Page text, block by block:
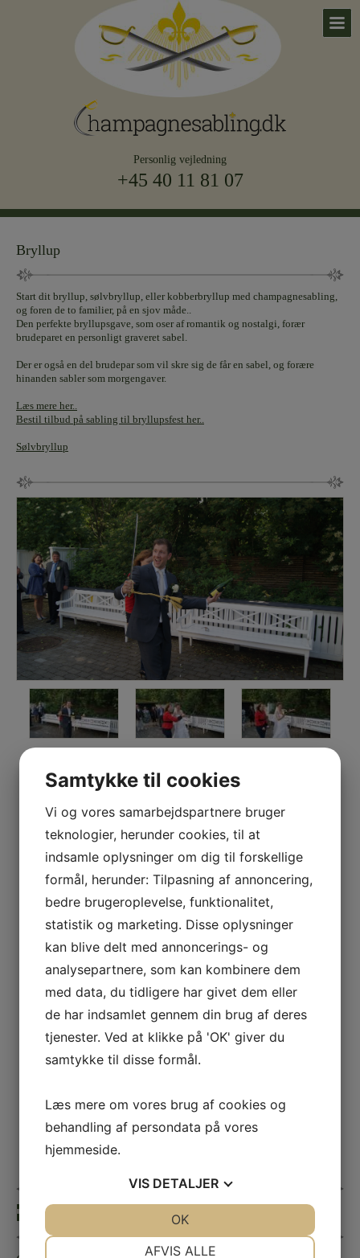
Personlig vejledning
+45 40 11 81 07
Bryllup
Start dit bryllup, sølvbryllup, eller kobberbryllup med champagnesabling,
og foren de to familier, på en sjov måde..
Den perfekte bryllupsgave, som oser af romantik og nostalgi, forær
brudeparet en personligt graveret sabel.
Der er også en del brudepar som vil skre sig de får en sabel, og forære
hinanden sabler som morgengaver.
Læs mere her..
Bestil tilbud på sabling til bryllupsfest her..
Sølvbryllup
« Forrige
Samtykke til cookies
Vi og vores samarbejdspartnere bruger
teknologier, herunder cookies, til at
indsamle oplysninger om dig til forskellige
formål, herunder: Tilpasning af annoncering,
bedre brugeroplevelse, funktionalitet,
statistik og marketing. Disse oplysninger
kan blive delt med annoncerings- og
analysepartnere, som kan kombinere dem
med data, du tidligere har givet dem eller
de har indsamlet gennem din brug af deres
tjenester. Ved at klikke på 'OK' giver du
samtykke til disse formål.
Læs mere om vores brug af cookies og
behandling af persondata på vores
hjemmeside.
VIS DETALJER
AFVIS ALLE
OK